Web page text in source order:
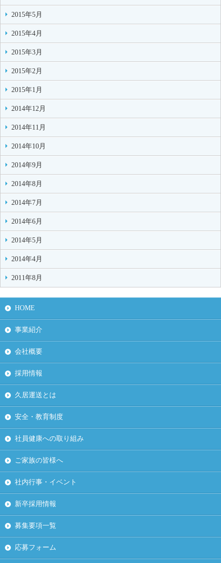
2015年5月
2015年4月
2015年3月
2015年2月
2015年1月
2014年12月
2014年11月
2014年10月
2014年9月
2014年8月
2014年7月
2014年6月
2014年5月
2014年4月
2011年8月
HOME
事業紹介
会社概要
採用情報
久居運送とは
安全・教育制度
社員健康への取り組み
ご家族の皆様へ
社内行事・イベント
新卒採用情報
募集要項一覧
応募フォーム